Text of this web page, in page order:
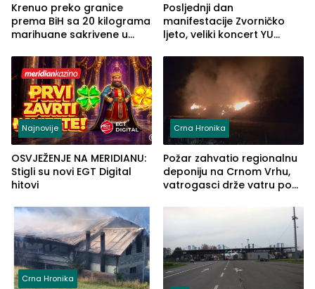
Krenuo preko granice
prema BiH sa 20 kilograma
marihuane sakrivene u
Posljednji dan
manifestacije Zvorničko
ljeto, veliki koncert YU
ove godine
Najnovije
OSVJEŽENJE NA MERIDIANU:
Stigli su novi EGT Digital
hitovi
Crna Hronika
Požar zahvatio regionalnu
deponiju na Crnom Vrhu,
vatrogasci drže vatru pod
Crna Hronika